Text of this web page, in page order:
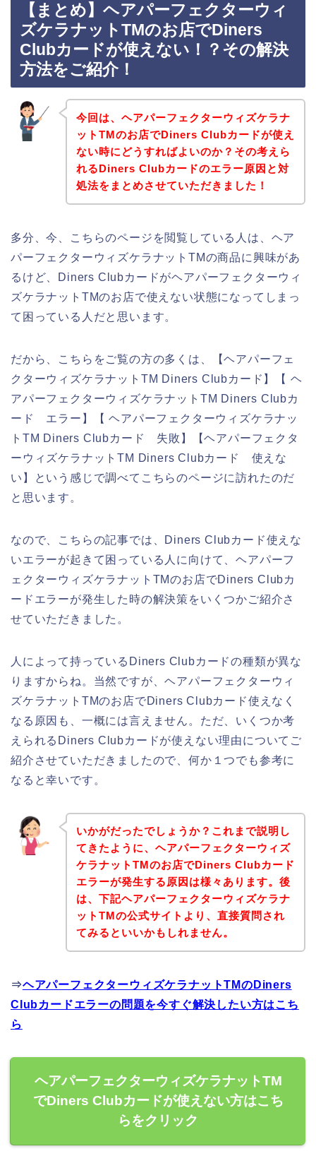
【まとめ】ヘアパーフェクターウィ
ズケラナットTMのお店でDiners
Clubカードが使えない！？その解決
方法をご紹介！
今回は、ヘアパーフェクターウィズケラナ
ットTMのお店でDiners Clubカードが使え
ない時にどうすればよいのか？その考えら
れるDiners Clubカードのエラー原因と対
処法をまとめさせていただきました！
多分、今、こちらのページを閲覧している人は、ヘア
パーフェクターウィズケラナットTMの商品に興味があ
るけど、Diners Clubカードがヘアパーフェクターウィ
ズケラナットTMのお店で使えない状態になってしまっ
て困っている人だと思います。
だから、こちらをご覧の方の多くは、【ヘアパーフェ
クターウィズケラナットTM Diners Clubカード】【 ヘ
アパーフェクターウィズケラナットTM Diners Clubカ
ード エラー】【 ヘアパーフェクターウィズケラナッ
トTM Diners Clubカード 失敗】【ヘアパーフェクタ
ーウィズケラナットTM Diners Clubカード 使えな
い】という感じで調べてこちらのページに訪れたのだ
と思います。
なので、こちらの記事では、Diners Clubカード使えな
いエラーが起きて困っている人に向けて、ヘアパーフ
ェクターウィズケラナットTMのお店でDiners Clubカ
ードエラーが発生した時の解決策をいくつかご紹介さ
せていただきました。
人によって持っているDiners Clubカードの種類が異な
りますからね。当然ですが、ヘアパーフェクターウィ
ズケラナットTMのお店でDiners Clubカード使えなく
なる原因も、一概には言えません。ただ、いくつか考
えられるDiners Clubカードが使えない理由についてご
紹介させていただきましたので、何か１つでも参考に
なると幸いです。
いかがだったでしょうか？これまで説明し
てきたように、ヘアパーフェクターウィズ
ケラナットTMのお店でDiners Clubカード
エラーが発生する原因は様々あります。後
は、下記ヘアパーフェクターウィズケラナ
ットTMの公式サイトより、直接質問され
てみるといいかもしれません。
⇒ヘアパーフェクターウィズケラナットTMのDiners
Clubカードエラーの問題を今すぐ解決したい方はこち
ら
ヘアパーフェクターウィズケラナットTM
でDiners Clubカードが使えない方はこち
らをクリック